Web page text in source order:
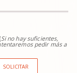
Si no hay suficientes,
pedir más a
SOLICITAR